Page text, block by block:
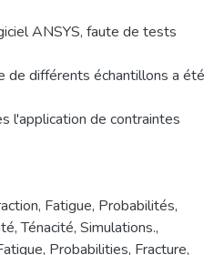
ANSYS, faute de tests
de différents échantillons a été
l'application de contraintes
Fatigue, Probabilités,
Ténacité, Simulations.,
Probabilities, Fracture,